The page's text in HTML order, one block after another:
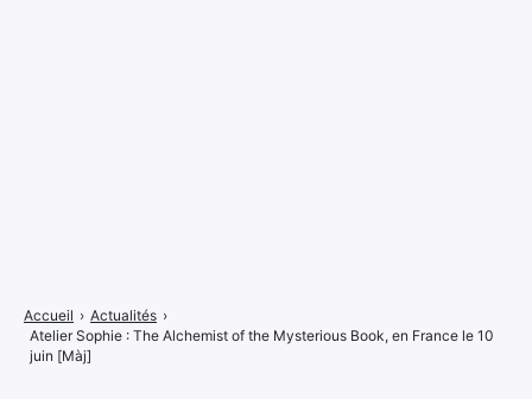
Accueil › Actualités ›
Atelier Sophie : The Alchemist of the Mysterious Book, en France le 10
juin [Màj]